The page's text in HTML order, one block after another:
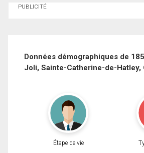
En cliquant sur le bouton « soumettre », vous
d'utilisation et vous nous fournissez l'autorisation
Demander des infos sur
PUBLICITÉ
Données démographiques de
Joli, Sainte-Catherine-de-Hatley,
Étape de vie